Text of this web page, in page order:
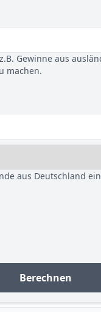
Gewinne aus
machen.
aus Deutschland
Berechnen